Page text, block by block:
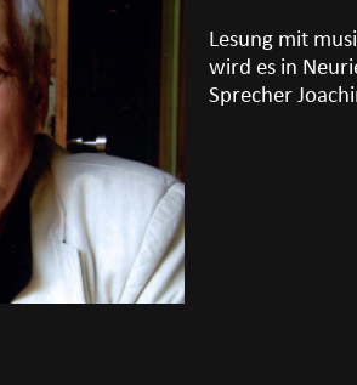
Lesung mit
wird es in
Sprecher